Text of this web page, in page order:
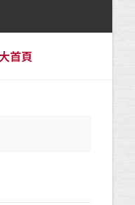
首頁